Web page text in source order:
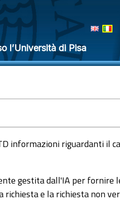
l’Università di Pisa
informazioni riguardanti il
gestita dall'IA per fornire
e la richiesta non